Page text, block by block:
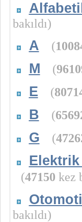
bakıldı)
A (
M (
E (
B (
G (
(47150 kez
bakıldı)